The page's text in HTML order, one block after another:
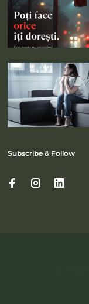
Subscribe & Follow